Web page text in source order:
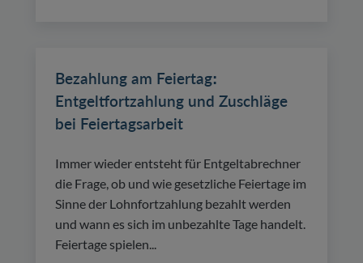
Bezahlung am Feiertag:
Entgeltfortzahlung und Zuschläge
bei Feiertagsarbeit
Immer wieder entsteht für Entgeltabrechner
die Frage, ob und wie gesetzliche Feiertage im
Sinne der Lohnfortzahlung bezahlt werden
und wann es sich im unbezahlte Tage handelt.
Feiertage spielen...